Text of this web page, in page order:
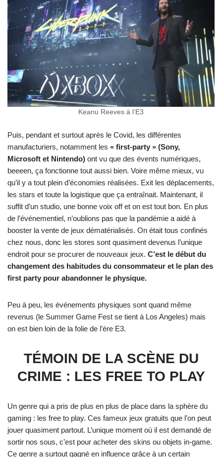
Keanu Reeves à l’E3
Puis, pendant et surtout après le Covid, les différentes
manufacturiers, notamment les « first-party » (Sony,
Microsoft et Nintendo) ont vu que des évents numériques,
beeeen, ça fonctionne tout aussi bien. Voire même mieux, vu
qu’il y a tout plein d’économies réalisées. Exit les déplacements,
les stars et toute la logistique que ça entraînait. Maintenant, il
suffit d’un studio, une bonne voix off et on est tout bon. En plus
de l’événementiel, n’oublions pas que la pandémie a aidé à
booster la vente de jeux dématérialisés. On était tous confinés
chez nous, donc les stores sont quasiment devenus l’unique
endroit pour se procurer de nouveaux jeux. C’est le début du
changement des habitudes du consommateur et le plan des
first party pour abandonner le physique.
Peu à peu, les événements physiques sont quand même
revenus (le Summer Game Fest se tient à Los Angeles) mais
on est bien loin de la folie de l’ère E3.
TÉMOIN DE LA SCÈNE DU
CRIME : LES FREE TO PLAY
Un genre qui a pris de plus en plus de place dans la sphère du
gaming : les free to play. Ces fameux jeux gratuits que l’on peut
jouer quasiment partout. L’unique moment où il est demandé de
sortir nos sous, c’est pour acheter des skins ou objets in-game.
Ce genre a surtout gagné en influence grâce à un certain